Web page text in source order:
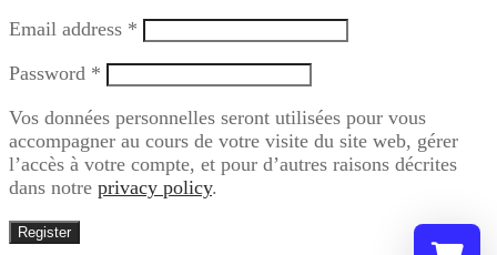
Email address *
Password *
Vos données personnelles seront utilisées pour vous
accompagner au cours de votre visite du site web, gérer
l’accès à votre compte, et pour d’autres raisons décrites
dans notre privacy policy.
Register